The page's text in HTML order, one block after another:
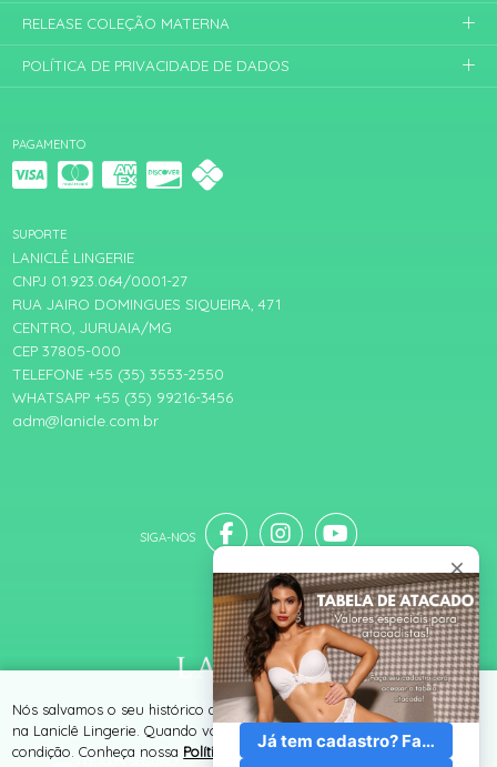
PAGAMENTO
SITE 100% SEGURO
SUPORTE
LANICLÊ LINGERIE
CNPJ 01.923.064/0001-27
RUA JAIRO DOMINGUES SIQUEIRA, 471
CENTRO, JURUAIA/MG
CEP 37805-000
TELEFONE +55 (35) 3553-2550
WHATSAPP +55 (35) 99216-3456
adm@lanicle.com.br
RELEASE COLEÇÃO MATERNA
POLÍTICA DE PRIVACIDADE DE DADOS
® TODOS DIREITOS RESERVADOS
Nós salvamos o seu histórico de uso pra oferecer a melhor experiência
na Laniclê Lingerie. Quando você navega no nosso site, aceita esta
condição. Conheça nossa Política de Cookies e Privacidade